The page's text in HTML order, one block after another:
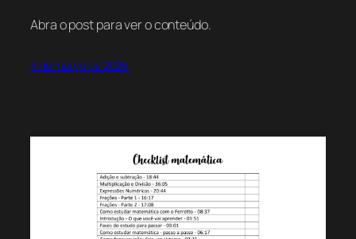
Abra o post para ver o conteúdo.
4 de março de 2026